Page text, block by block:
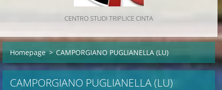
CENTRO STUDI TRIPLICE CINTA
Homepage > CAMPORGIANO PUGLIANELLA (LU)
CAMPORGIANO PUGLIANELLA (LU)